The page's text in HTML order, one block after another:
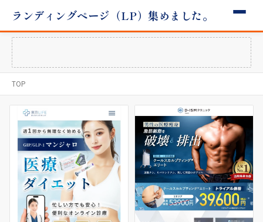
ランディングページ（LP）集めました。
TOP